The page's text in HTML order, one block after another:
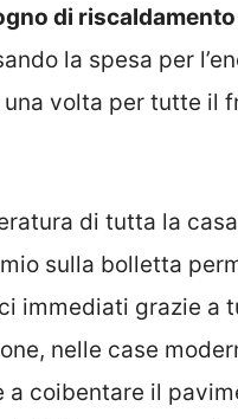
di
la spesa per
volta per tutte il
di tutta la
sulla bolletta
immediati grazie a
nelle case
a coibentare il